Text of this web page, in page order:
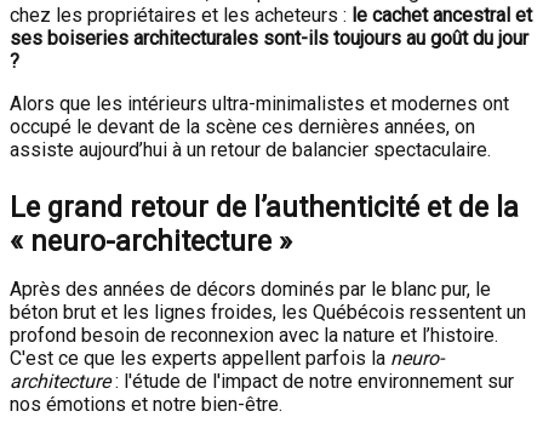
chez les propriétaires et les acheteurs : le cachet ancestral et
ses boiseries architecturales sont-ils toujours au goût du jour
?
Alors que les intérieurs ultra-minimalistes et modernes ont
occupé le devant de la scène ces dernières années, on
assiste aujourd’hui à un retour de balancier spectaculaire.
Le grand retour de l’authenticité et de la
« neuro-architecture »
Après des années de décors dominés par le blanc pur, le
béton brut et les lignes froides, les Québécois ressentent un
profond besoin de reconnexion avec la nature et l’histoire.
C'est ce que les experts appellent parfois la neuro-
architecture: l'étude de l'impact de notre environnement sur
nos émotions et notre bien-être.